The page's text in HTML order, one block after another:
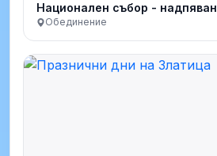
Национален събор -
Обединение